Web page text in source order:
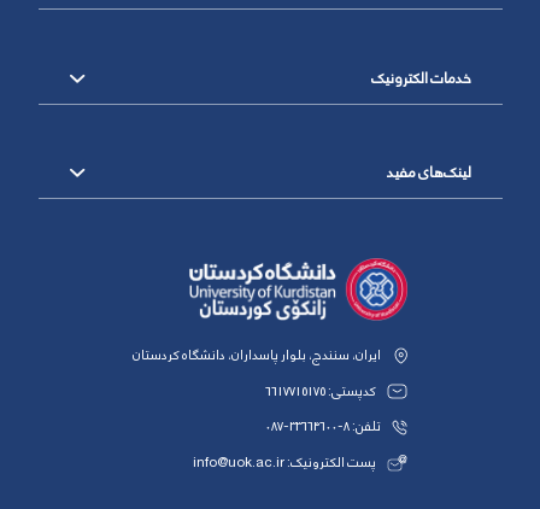
خدمات الکترونیک
لینک‌های مفید
ایران، سنندج، بلوار پاسداران، دانشگاه کردستان
کدپستی: 6617715175
تلفن: 8-33664600-087
پست الکترونیک: info@uok.ac.ir